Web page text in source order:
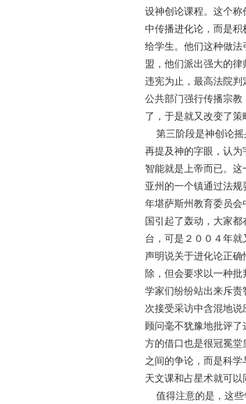
设神创论课程。这个称
中传播进化论，而是
给学生。他们这种做
盟，他们派出强大的
违宪为止，最高法院
公共部门强行传播宗
了，于是就又改变了策
第三阶段是神创论摇
再提及神的字眼，认
智能就是上帝而已。
亚州的一个镇通过法
年堪萨斯州教育委员
国引起了轰动，大家
台，可是２００４年
声明说关于进化论正
除，但会要求以一种
学家们纷纷站出来斥
次接受采访中含混地
顾问毫不犹豫地批评
方的借口也是很冠冕
之间的争论，而是科学
天文课和占星术就可以
值得注意的是，这些